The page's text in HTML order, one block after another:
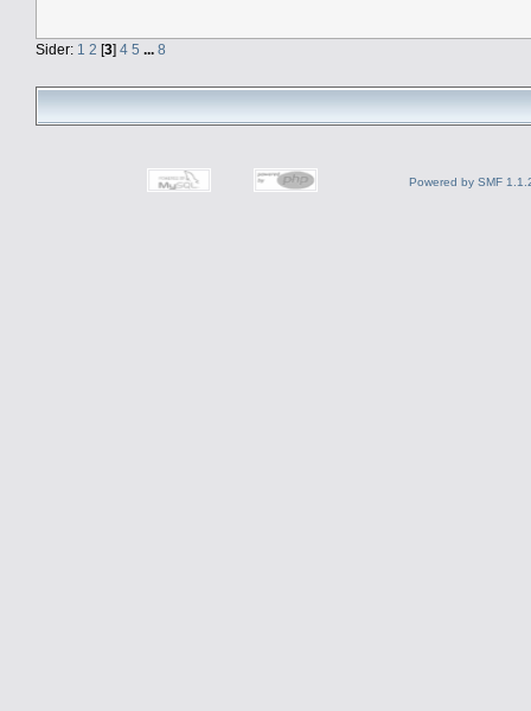
Sider: 1 2 [3] 4 5 ... 8
Powered by SMF